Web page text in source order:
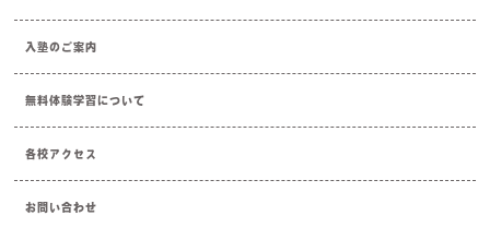
入塾のご案内
無料体験学習について
各校アクセス
お問い合わせ